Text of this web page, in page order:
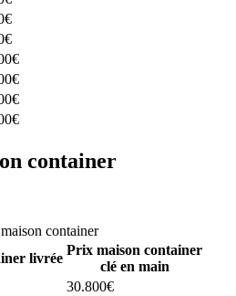
container
container
livrée
Prix maison container
clé en main
30.800€